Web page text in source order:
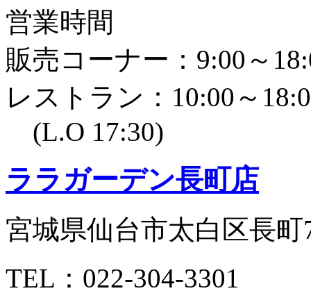
営業時間
販売コーナー：9:00～
レストラン：10:00～
(L.O 17:30)
ララガーデン長町店
宮城県仙台市太白区長町
TEL：022-304-3301